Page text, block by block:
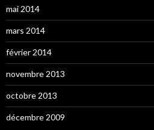
mai 2014
mars 2014
février 2014
novembre 2013
octobre 2013
décembre 2009